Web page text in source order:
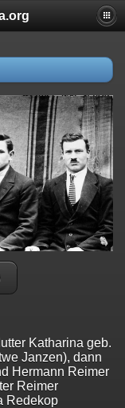
Katharina geb.
Janzen), dann
Hermann Reimer
Reimer
Redekop